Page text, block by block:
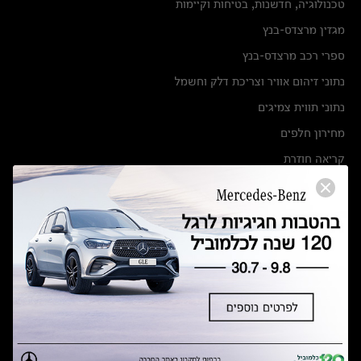
טכנולוגיה, חדשנות, בטיחות וקיימות
מגזין מרצדס-בנץ
ספרי רכב מרצדס-בנץ
נתוני זיהום אוויר וצריכת דלק וחשמל
נתוני תווית צמיגים
מחירון חלפים
קריאה חוזרת
הודעה על הטבות לרכבי מרצדס בהסדר פשרה בתצ 56447-02-19
תקנון ימי מכירות 120 לכלמוביל
מצאו אותנו
אולמות תצוגה